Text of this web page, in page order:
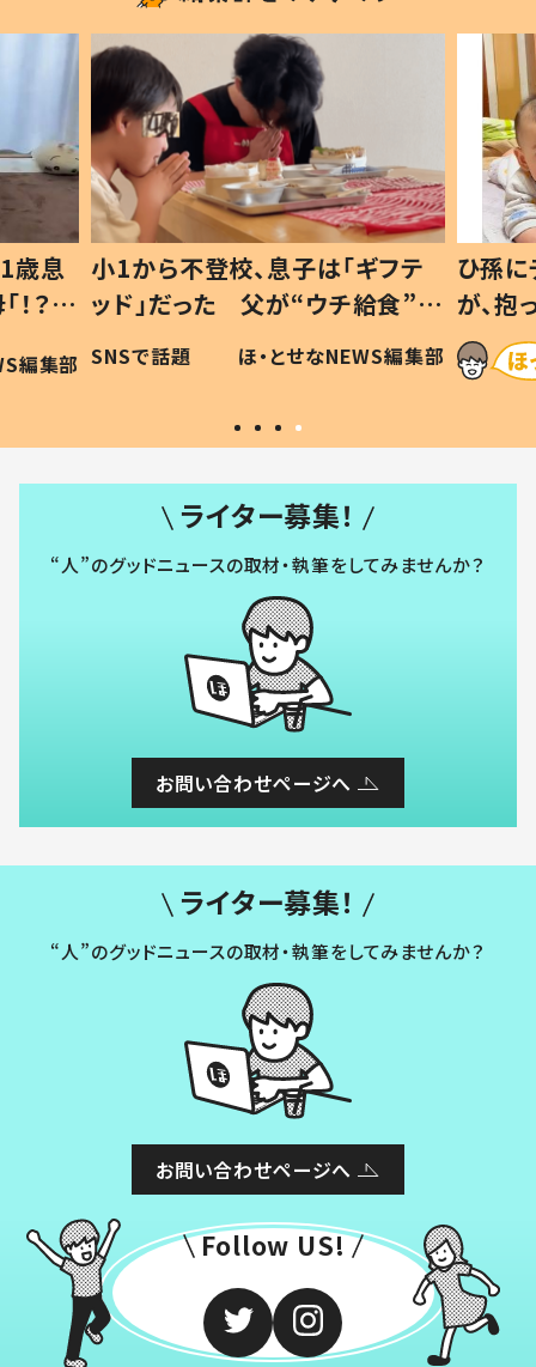
歳息
？」
編集部
小1から不登校、息子は「ギフテ
ッド」だった 父が“ウチ給食”を
作り続ける理由とは #令和の親
#令和の子
SNSで話題 ほ・とせなNEWS編集部
ひ孫
が、
「涙が
い」
ライター募集！
“人”のグッドニュースの取材・執筆をしてみませんか？
お問い合わせページへ
ライター募集！
“人”のグッドニュースの取材・執筆をしてみませんか？
お問い合わせページへ
Follow US!